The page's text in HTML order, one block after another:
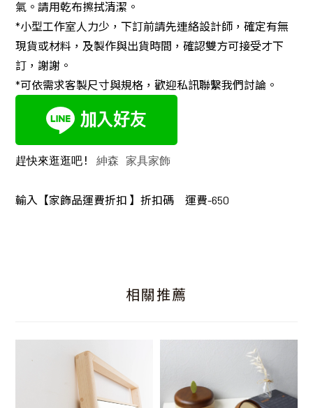
氣。請用乾布擦拭清潔。
*小型工作室人力少，下訂前請先連絡設計師，確定有無
現貨或材料，及製作與出貨時間，確認雙方可接受才下
訂，謝謝。
*可依需求客製尺寸與規格，歡迎私訊聯繫我們討論。
趕快來逛逛吧! 紳森 家具家飾
輸入【家飾品運費折扣 】折扣碼 運費-650